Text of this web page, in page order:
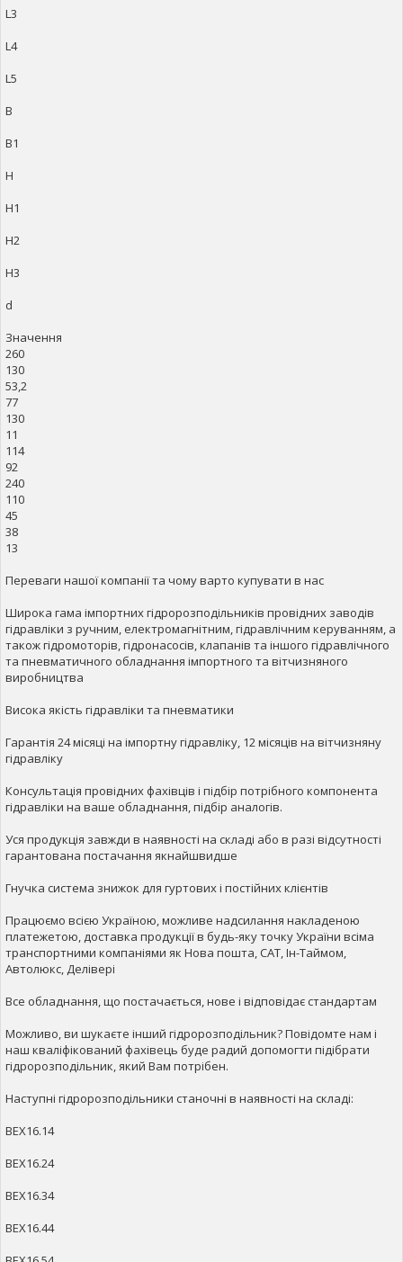
L3
L4
L5
B
B1
H
H1
H2
H3
d
Значення
260
130
53,2
77
130
11
114
92
240
110
45
38
13
Переваги нашої компанії та чому варто купувати в нас
Широка гама імпортних гідророзподільників провідних заводів
гідравліки з ручним, електромагнітним, гідравлічним керуванням, а
також гідромоторів, гідронасосів, клапанів та іншого гідравлічного
та пневматичного обладнання імпортного та вітчизняного
виробництва
Висока якість гідравліки та пневматики
Гарантія 24 місяці на імпортну гідравліку, 12 місяців на вітчизняну
гідравліку
Консультація провідних фахівців і підбір потрібного компонента
гідравліки на ваше обладнання, підбір аналогів.
Уся продукція завжди в наявності на складі або в разі відсутності
гарантована постачання якнайшвидше
Гнучка система знижок для гуртових і постійних клієнтів
Працюємо всією Україною, можливе надсилання накладеною
платежетою, доставка продукції в будь-яку точку України всіма
транспортними компаніями як Нова пошта, САТ, Ін-Таймом,
Автолюкс, Делівері
Все обладнання, що постачається, нове і відповідає стандартам
Можливо, ви шукаєте інший гідророзподільник? Повідомте нам і
наш кваліфікований фахівець буде радий допомогти підібрати
гідророзподільник, який Вам потрібен.
Наступні гідророзподільники станочні в наявності на складі:
ВЕХ16.14
ВЕХ16.24
ВЕХ16.34
ВЕХ16.44